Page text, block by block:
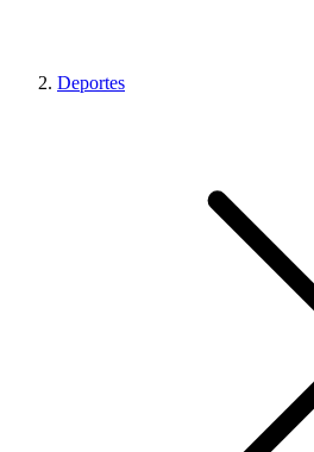
Deportes